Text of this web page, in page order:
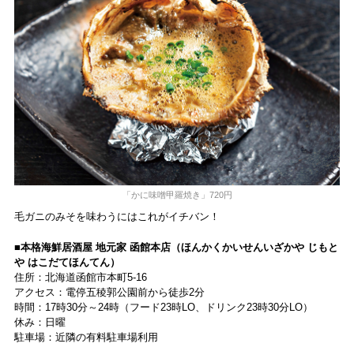
「かに味噌甲羅焼き」720円
毛ガニのみそを味わうにはこれがイチバン！
■本格海鮮居酒屋 地元家 函館本店（ほんかくかいせんいざかや じもと
や はこだてほんてん）
住所：北海道函館市本町5-16
アクセス：電停五稜郭公園前から徒歩2分
時間：17時30分～24時（フード23時LO、ドリンク23時30分LO）
休み：日曜
駐車場：近隣の有料駐車場利用